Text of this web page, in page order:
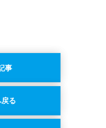
事
る